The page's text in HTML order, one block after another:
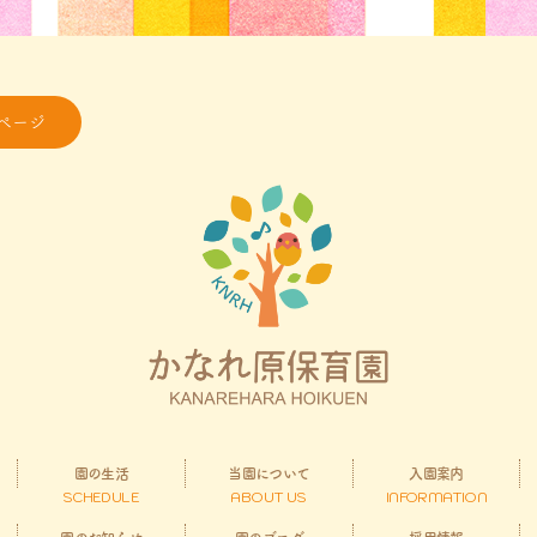
ージ
園の生活
SCHEDULE
当園について
ABOUT US
入園案内
INFORMATION